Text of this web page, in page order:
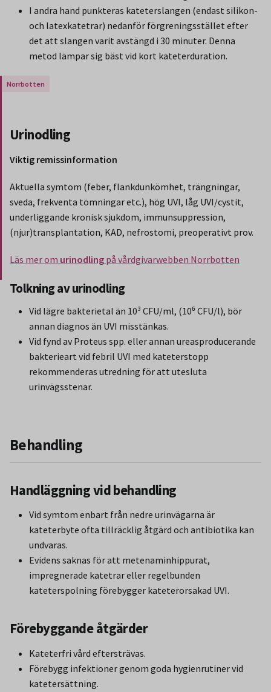
I andra hand punkteras kateterslangen (endast silikon-
och latexkatetrar) nedanför förgreningsstället efter
det att slangen varit avstängd i 30 minuter. Denna
metod lämpar sig bäst vid kort kateterduration.
Urinodling
Viktig remissinformation
Aktuella symtom (feber, flankdunkömhet, trängningar,
sveda, frekventa tömningar etc.), hög UVI, låg UVI/cystit,
underliggande kronisk sjukdom, immunsuppression,
(njur)transplantation, KAD, nefrostomi, preoperativt prov.
Läs mer om urinodling på vårdgivarwebben Norrbotten
Slut på stycket som endast gäller Region Norbotten.
Tolkning av urinodling
Vid lägre bakterietal än 10³ CFU/ml, (10⁶ CFU/l), bör
annan diagnos än UVI misstänkas.
Vid fynd av Proteus spp. eller annan ureasproducerande
bakterieart vid febril UVI med kateterstopp
rekommenderas utredning för att utesluta
urinvägsstenar.
Behandling
Handläggning vid behandling
Vid symtom enbart från nedre urinvägarna är
kateterbyte ofta tillräcklig åtgärd och antibiotika kan
undvaras.
Evidens saknas för att metenaminhippurat,
impregnerade katetrar eller regelbunden
kateterspolning förebygger kateterorsakad UVI.
Förebyggande åtgärder
Kateterfri vård eftersträvas.
Förebygg infektioner genom goda hygienrutiner vid
katetersättning.